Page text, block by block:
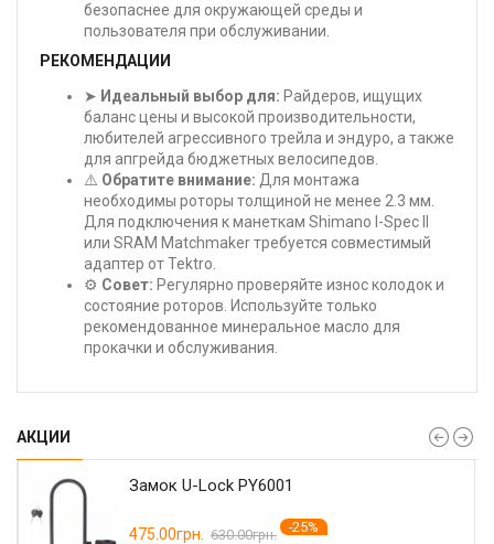
безопаснее для окружающей среды и
пользователя при обслуживании.
РЕКОМЕНДАЦИИ
➤ Идеальный выбор для: Райдеров, ищущих
баланс цены и высокой производительности,
любителей агрессивного трейла и эндуро, а также
для апгрейда бюджетных велосипедов.
⚠️ Обратите внимание: Для монтажа
необходимы роторы толщиной не менее 2.3 мм.
Для подключения к манеткам Shimano I-Spec II
или SRAM Matchmaker требуется совместимый
адаптер от Tektro.
⚙️ Совет: Регулярно проверяйте износ колодок и
состояние роторов. Используйте только
рекомендованное минеральное масло для
прокачки и обслуживания.
АКЦИИ
Замок U-Lock PY6001
475.00грн. 630.00грн. -25%